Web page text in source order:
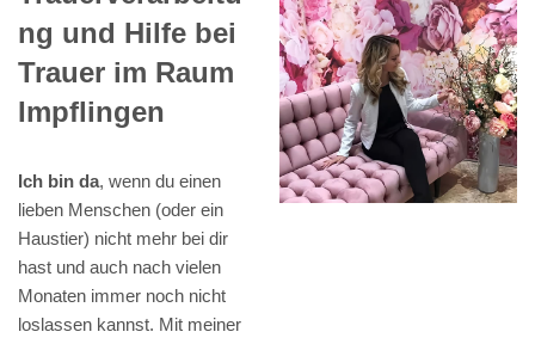
ng und Hilfe bei
Trauer im Raum
Impflingen
Ich bin da, wenn du einen
lieben Menschen (oder ein
Haustier) nicht mehr bei dir
hast und auch nach vielen
Monaten immer noch nicht
loslassen kannst. Mit meiner